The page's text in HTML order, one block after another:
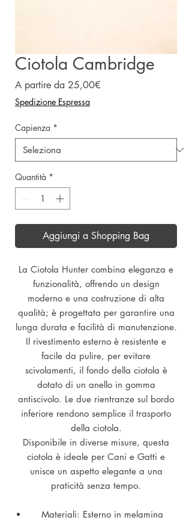
Ciotola Cambridge
A partire da 25,00€
Spedizione Espressa
Capienza *
Quantità *
Aggiungi a Shopping Bag
La Ciotola Hunter combina eleganza e
funzionalità, offrendo un design
moderno e una costruzione di alta
qualità; è progettata per garantire una
lunga durata e facilità di manutenzione.
Il rivestimento esterno è resistente e
facile da pulire, per evitare
scivolamenti, il fondo della ciotola è
dotato di un anello in gomma
antiscivolo. Le due rientranze sul bordo
inferiore rendono semplice il trasporto
della ciotola.
Disponibile in diverse misure, questa
ciotola è ideale per Cani e Gatti e
unisce un aspetto elegante a una
praticità senza tempo.
Materiali: Esterno in melamina